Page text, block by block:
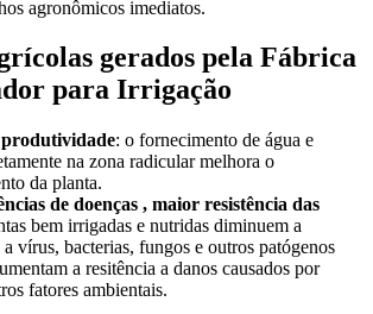
agronômicos imediatos.
gerados pela Fábrica
para Irrigação
: o fornecimento de água e
na zona radicular melhora o
da planta.
de doenças , maior resistência das
bem irrigadas e nutridas diminuem a
vírus, bacterias, fungos e outros patógenos
a resitência a danos causados por
fatores ambientais.